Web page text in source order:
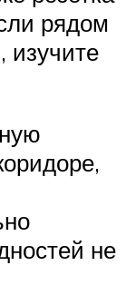
рядом
изучите
не